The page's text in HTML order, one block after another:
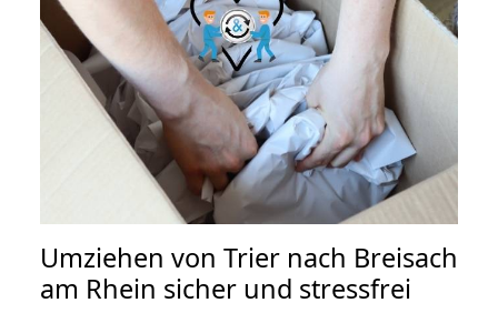
Umziehen von Trier nach Breisach
am Rhein sicher und stressfrei